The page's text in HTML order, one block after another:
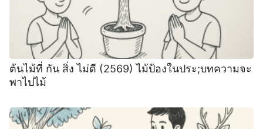
ต้นไม้ที่ กัน สิ่ง ไม่ดี (2569) ไม้ป้องในประ;บทความจะ
พาไปไม้